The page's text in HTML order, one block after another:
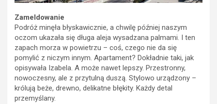
Zameldowanie
Podróż minęła błyskawicznie, a chwilę później naszym
oczom ukazała się długa aleja wysadzana palmami. I ten
zapach morza w powietrzu – coś, czego nie da się
pomylić z niczym innym. Apartament? Dokładnie taki, jak
opisywała Izabela. A może nawet lepszy. Przestronny,
nowoczesny, ale z przytulną duszą. Stylowo urządzony –
królują beże, drewno, delikatne błękity. Każdy detal
przemyślany.